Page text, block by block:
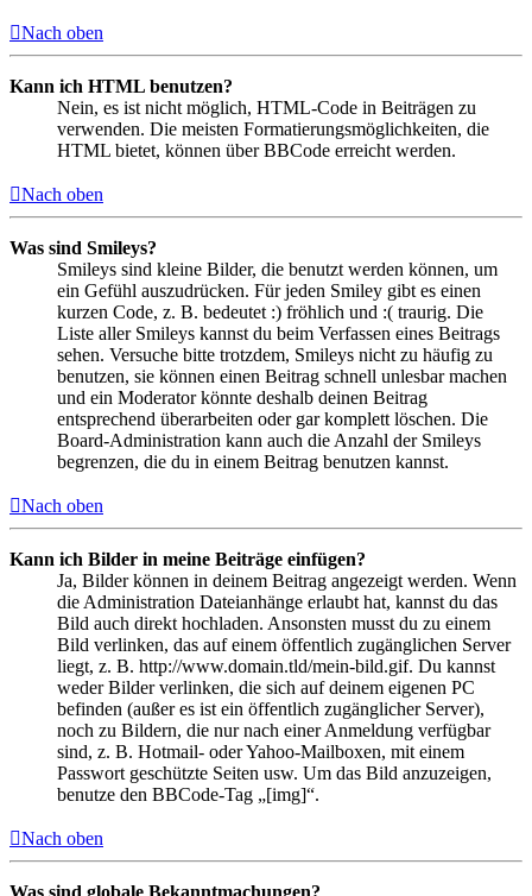
Nach oben
Kann ich HTML benutzen?
Nein, es ist nicht möglich, HTML-Code in Beiträgen zu
verwenden. Die meisten Formatierungsmöglichkeiten, die
HTML bietet, können über BBCode erreicht werden.
Nach oben
Was sind Smileys?
Smileys sind kleine Bilder, die benutzt werden können, um
ein Gefühl auszudrücken. Für jeden Smiley gibt es einen
kurzen Code, z. B. bedeutet :) fröhlich und :( traurig. Die
Liste aller Smileys kannst du beim Verfassen eines Beitrags
sehen. Versuche bitte trotzdem, Smileys nicht zu häufig zu
benutzen, sie können einen Beitrag schnell unlesbar machen
und ein Moderator könnte deshalb deinen Beitrag
entsprechend überarbeiten oder gar komplett löschen. Die
Board-Administration kann auch die Anzahl der Smileys
begrenzen, die du in einem Beitrag benutzen kannst.
Nach oben
Kann ich Bilder in meine Beiträge einfügen?
Ja, Bilder können in deinem Beitrag angezeigt werden. Wenn
die Administration Dateianhänge erlaubt hat, kannst du das
Bild auch direkt hochladen. Ansonsten musst du zu einem
Bild verlinken, das auf einem öffentlich zugänglichen Server
liegt, z. B. http://www.domain.tld/mein-bild.gif. Du kannst
weder Bilder verlinken, die sich auf deinem eigenen PC
befinden (außer es ist ein öffentlich zugänglicher Server),
noch zu Bildern, die nur nach einer Anmeldung verfügbar
sind, z. B. Hotmail- oder Yahoo-Mailboxen, mit einem
Passwort geschützte Seiten usw. Um das Bild anzuzeigen,
benutze den BBCode-Tag „[img]“.
Nach oben
Was sind globale Bekanntmachungen?